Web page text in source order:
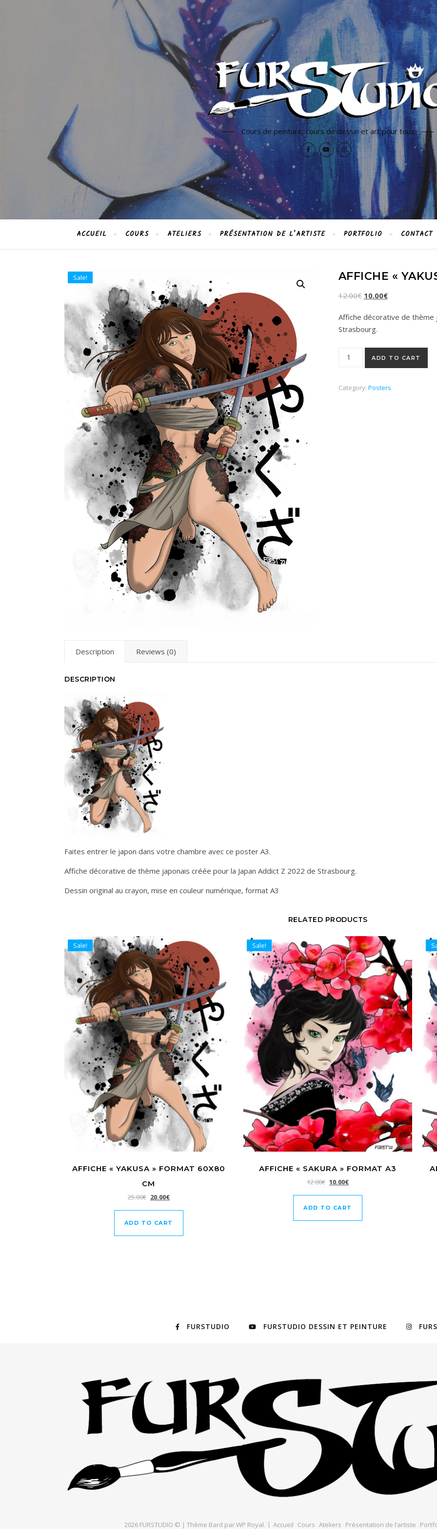
Cours de peinture, cours de dessin et art pour tous
ACCUEIL COURS ATELIERS PRÉSENTATION DE L’ARTISTE PORTFOLIO CONTACT
Sale! AFFICHE «
12.00€ 10.00€
Affiche décorative de thème
Strasbourg.
Affiche "YAKUSA" Format
ADD TO CART
Category: Posters
Description Reviews (0)
DESCRIPTION
Faites entrer le japon dans votre chambre avec ce poster A3.
Affiche décorative de thème japonais créée pour la Japan Addict Z 2022 de Strasbourg.
Dessin original au crayon, mise en couleur numérique, format A3
RELATED PRODUCTS
Sale!
AFFICHE « YAKUSA » FORMAT 60X80
CM
25.00€ 20.00€
ADD TO CART
Sale!
AFFICHE « SAKURA » FORMAT A3
12.00€ 10.00€
ADD TO CART
FURSTUDIO FURSTUDIO DESSIN ET PEINTURE
2026 FURSTUDIO © | Thème Bard parWP Royal. Accueil Cours Ateliers Présentation de l’artiste